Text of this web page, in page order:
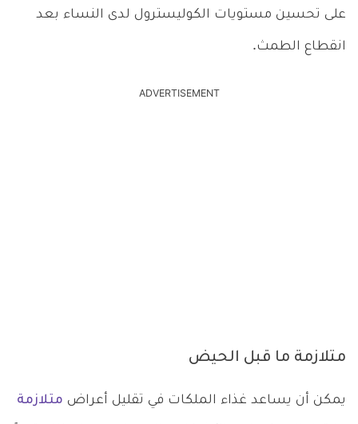
على تحسين مستويات الكوليسترول لدى النساء بعد
انقطاع الطمث.
ADVERTISEMENT
متلازمة ما قبل الحيض
يمكن أن يساعد غذاء الملكات في تقليل أعراض متلازمة